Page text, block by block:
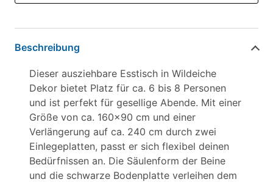
Beschreibung
Dieser ausziehbare Esstisch in Wildeiche
Dekor bietet Platz für ca. 6 bis 8 Personen
und ist perfekt für gesellige Abende. Mit einer
Größe von ca. 160x90 cm und einer
Verlängerung auf ca. 240 cm durch zwei
Einlegeplatten, passt er sich flexibel deinen
Bedürfnissen an. Die Säulenform der Beine
und die schwarze Bodenplatte verleihen dem